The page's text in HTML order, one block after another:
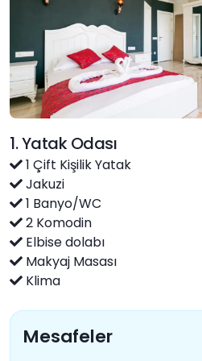
1. Yatak Odası
1 Çift Kişilik Yatak
Jakuzi
1 Banyo/WC
2 Komodin
Elbise dolabı
Makyaj Masası
Klima
Mesafeler